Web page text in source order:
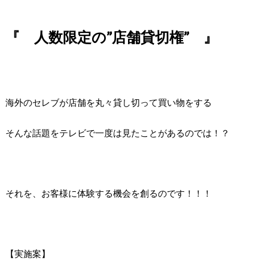
『 人数限定の”店舗貸切権” 』
海外のセレブが店舗を丸々貸し切って買い物をする
そんな話題をテレビで一度は見たことがあるのでは！？
それを、お客様に体験する機会を創るのです！！！
【実施案】